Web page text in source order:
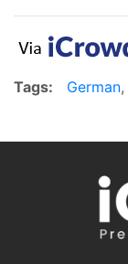
Tags: German,